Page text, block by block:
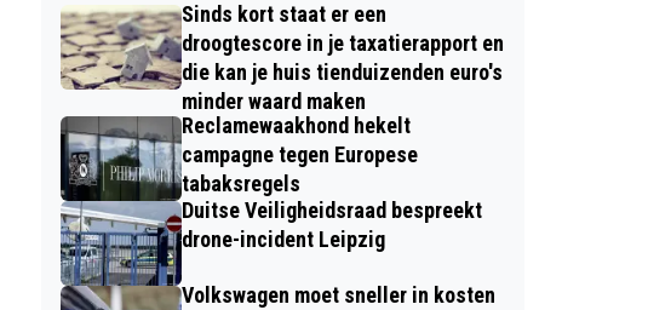
Sinds kort staat er een
droogtescore in je taxatierapport en
die kan je huis tienduizenden euro's
minder waard maken
Reclamewaakhond hekelt
campagne tegen Europese
tabaksregels
Duitse Veiligheidsraad bespreekt
drone-incident Leipzig
Volkswagen moet sneller in kosten